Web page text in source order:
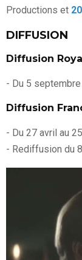
Productions et
DIFFUSION
Diffusion
- Du 5
Diffusion
- Du 27 avril au
- Rediffusion du